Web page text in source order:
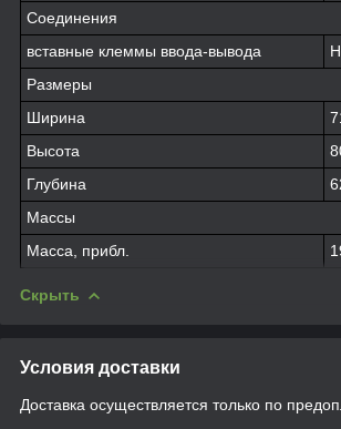
Соединения
вставные клеммы ввода-вывода
Размеры
Ширина
Высота
Глубина
Массы
Масса, прибл.
Скрыть
Условия доставки
Доставка осуществляется только по